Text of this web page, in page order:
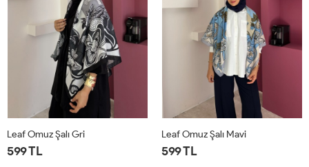
Leaf Omuz Şalı Gri
599 TL
Leaf Omuz Şalı Mavi
599 TL